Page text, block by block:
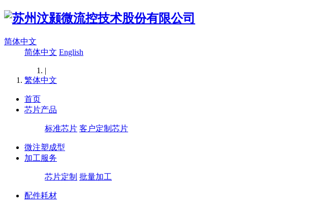
简体中文
简体中文 English
|
繁体中文
首页
芯片产品
标准芯片 客户定制芯片
微注塑成型
加工服务
芯片定制 批量加工
配件耗材